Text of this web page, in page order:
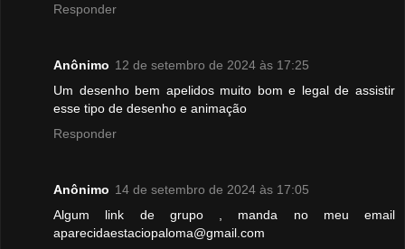
Responder
Anônimo 12 de setembro de 2024 às 17:25
Um desenho bem apelidos muito bom e legal de assistir
esse tipo de desenho e animação
Responder
Anônimo 14 de setembro de 2024 às 17:05
Algum link de grupo , manda no meu email
aparecidaestaciopaloma@gmail.com